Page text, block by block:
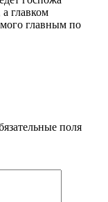
главком
главным по
поля